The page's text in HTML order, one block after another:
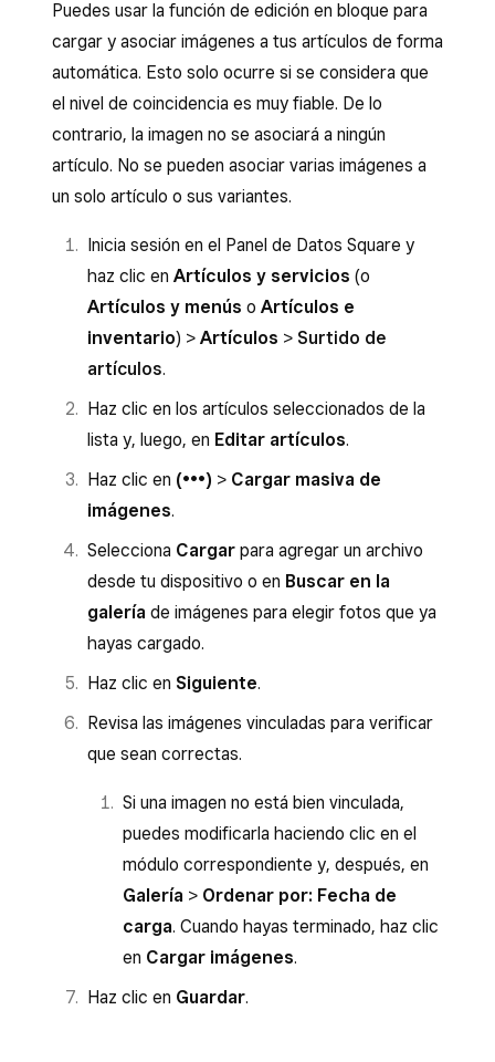
lista oCrear artículo.
Busca la zona para soltar imágenes.
Arrastra y suelta un archivo, haz clic en la
zona donde se sueltan las imágenes para
buscarlo en tu computadora o selecciónalo
de tu surtido.
específicas, ve aVariantesy haz clic en el
ícono de la imagen junto a la variante que
quieres actualizar.
Si quieres, puedes hacer clic en la variante
del artículo para agregar imágenes.
Haz clic enGuardar.
ella y haz clic en el ícono de la papelera.
enCrear artículo.
Pulsa el ícono con el nombre del artículo.
Selecciona Elegir del surtidopara agregar
un archivo de imagen desde tu dispositivo o
SeleccionaTomar fotopara usar la
cámara de tu dispositivo.
Para eliminar un artículo, pulsa la imagen y, luego
Eliminar imagen
Puedes usar la función de edición en bloque para
cargar y asociar imágenes a tus artículos de forma
automática. Esto solo ocurre si se considera que
el nivel de coincidencia es muy fiable. De lo
contrario, la imagen no se asociará a ningún
artículo. No se pueden asociar varias imágenes a
un solo artículo o sus variantes.
Inicia sesión en el Panel de Datos Square y
haz clic en Artículos y servicios (o
Artículos y menús o Artículos e
inventario) > Artículos > Surtido de
artículos.
Haz clic en los artículos seleccionados de la
lista y, luego, en Editar artículos.
Haz clic en (•••) > Cargar masiva de
imágenes.
Selecciona Cargar para agregar un archivo
desde tu dispositivo o en Buscar en la
galería de imágenes para elegir fotos que ya
hayas cargado.
Haz clic en Siguiente.
Revisa las imágenes vinculadas para verificar
que sean correctas.
Si una imagen no está bien vinculada,
puedes modificarla haciendo clic en el
módulo correspondiente y, después, en
Galería > Ordenar por: Fecha de
carga. Cuando hayas terminado, haz clic
en Cargar imágenes.
Haz clic en Guardar.